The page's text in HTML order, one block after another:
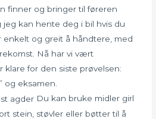
finner og bringer til føreren
jeg kan hente deg i bil hvis du
og greit å håndtere, med
Nå har vi vært
klare for den siste prøvelsen:
og eksamen.
Du kan bruke midler girl
stein, støvler eller bøtter til å